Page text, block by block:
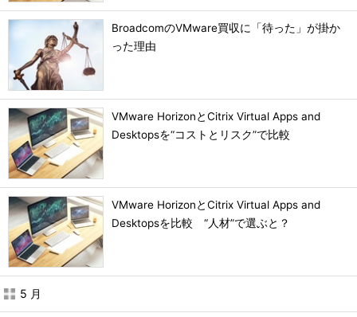
BroadcomのVMware買収に「待った」が掛か
った理由
VMware HorizonとCitrix Virtual Apps and
Desktopsを“コストとリスク”で比較
VMware HorizonとCitrix Virtual Apps and
Desktopsを比較 “人材”で選ぶと？
5 月